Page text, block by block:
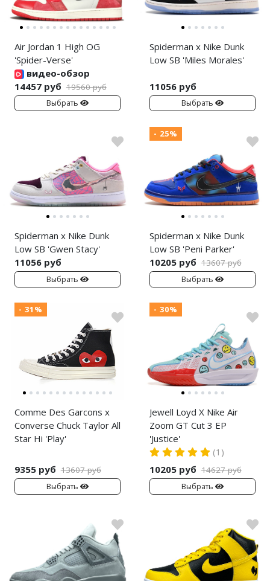
Air Jordan 1 High OG
'Spider-Verse'
видео-обзор
14457 руб 19560 руб
Выбрать
Spiderman x Nike Dunk
Low SB 'Miles Morales'
11056 руб
Выбрать
Spiderman x Nike Dunk
Low SB 'Gwen Stacy'
11056 руб
Выбрать
- 25%
Spiderman x Nike Dunk
Low SB 'Peni Parker'
10205 руб 13607 руб
Выбрать
- 31%
Comme Des Garcons x
Converse Chuck Taylor All
Star Hi 'Play'
9355 руб 13607 руб
Выбрать
- 30%
Jewell Loyd X Nike Air
Zoom GT Cut 3 EP
'Justice'
(1)
10205 руб 14627 руб
Выбрать